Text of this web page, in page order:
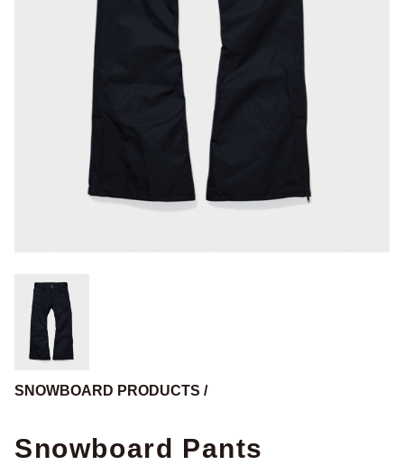
SNOWBOARD PRODUCTS /
Snowboard Pants